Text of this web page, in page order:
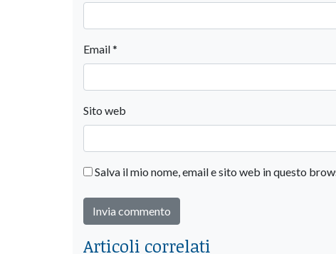
Email*
Sito web
Salva il mio nome, email e sito web in questo
Articoli correlati